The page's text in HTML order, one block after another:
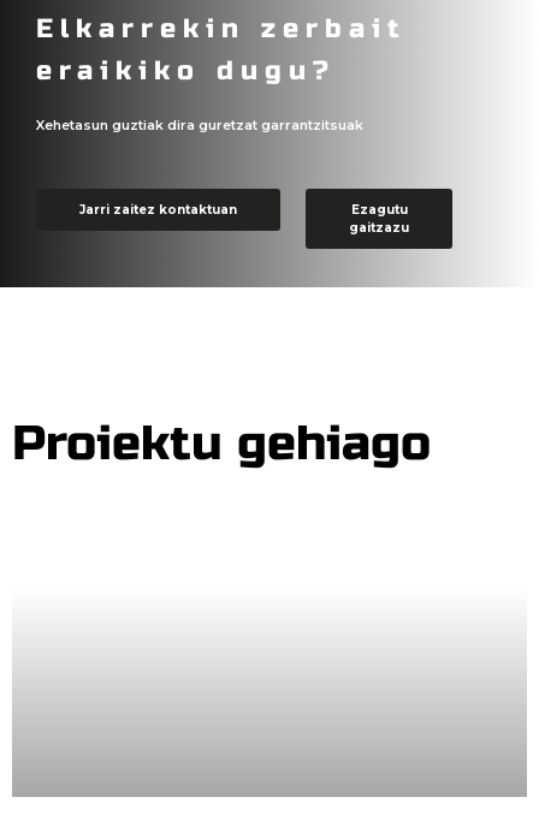
Elkarrekin zerbait
eraikiko dugu?
Xehetasun guztiak dira guretzat garrantzitsuak
Jarri zaitez kontaktuan
Ezagutu
gaitzazu
Proiektu gehiago